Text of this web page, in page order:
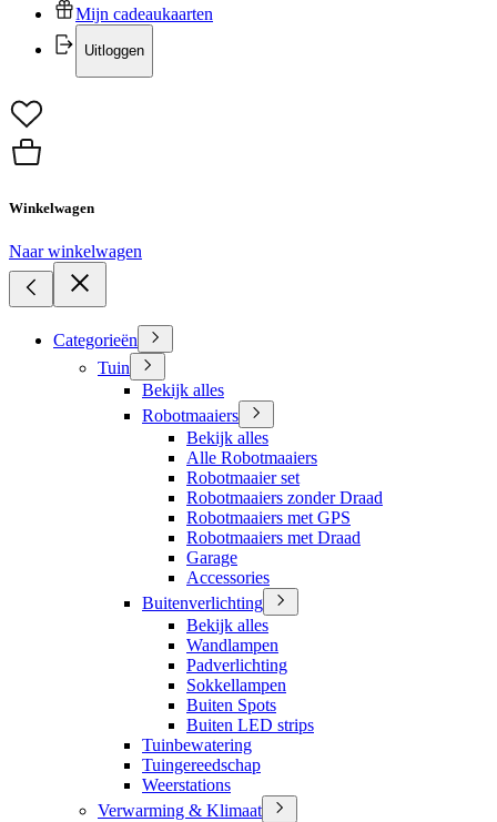
Mijn cadeaukaarten
Uitloggen
Winkelwagen
Naar winkelwagen
Categorieën
Tuin
Bekijk alles
Robotmaaiers
Bekijk alles
Alle Robotmaaiers
Robotmaaier set
Robotmaaiers zonder Draad
Robotmaaiers met GPS
Robotmaaiers met Draad
Garage
Accessories
Buitenverlichting
Bekijk alles
Wandlampen
Padverlichting
Sokkellampen
Buiten Spots
Buiten LED strips
Tuinbewatering
Tuingereedschap
Weerstations
Verwarming & Klimaat